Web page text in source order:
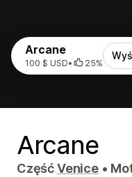
Arcane
100 $ USD• 25%
Arcane
CzęśćVenice •